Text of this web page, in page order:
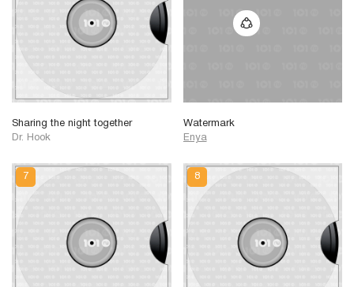
Sharing the night together
Dr. Hook
Watermark
Enya